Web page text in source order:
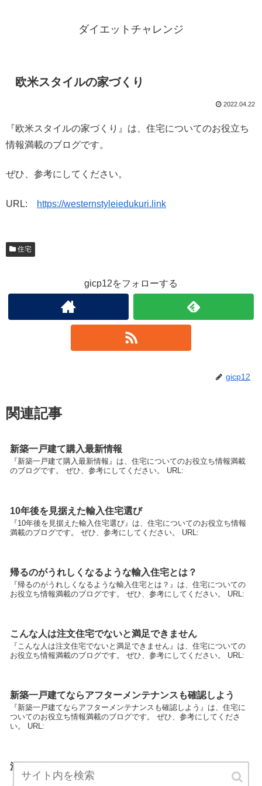
ダイエットチャレンジ
欧米スタイルの家づくり
2022.04.22
『欧米スタイルの家づくり』は、住宅についてのお役立ち
情報満載のブログです。
ぜひ、参考にしてください。
URL: https://westernstyleiedukuri.link
住宅
gicp12をフォローする
gicp12
関連記事
新築一戸建て購入最新情報
『新築一戸建て購入最新情報』は、住宅についてのお役立ち情報満載
のブログです。 ぜひ、参考にしてください。 URL:
10年後を見据えた輸入住宅選び
『10年後を見据えた輸入住宅選び』は、住宅についてのお役立ち情報
満載のブログです。 ぜひ、参考にしてください。 URL:
帰るのがうれしくなるような輸入住宅とは？
『帰るのがうれしくなるような輸入住宅とは？』は、住宅についての
お役立ち情報満載のブログです。 ぜひ、参考にしてください。 URL:
こんな人は注文住宅でないと満足できません
『こんな人は注文住宅でないと満足できません』は、住宅についての
お役立ち情報満載のブログです。 ぜひ、参考にしてください。 URL:
新築一戸建てならアフターメンテナンスも確認しよう
『新築一戸建てならアフターメンテナンスも確認しよう』は、住宅に
ついてのお役立ち情報満載のブログです。 ぜひ、参考にしてくださ
い。 URL:
注文住宅クチコミ情報
『注文住宅クチコミ情報』は、住宅についてのお役立ち情報満載のブ